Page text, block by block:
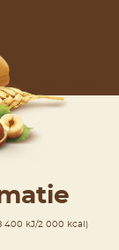
400 kJ/2 000 kcal)